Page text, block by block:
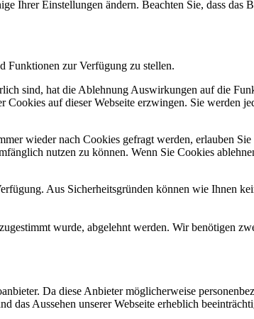
Ihrer Einstellungen ändern. Beachten Sie, dass
Funktionen zur Verfügung zu stellen.
sind, hat die Ablehnung Auswirkungen auf die
auf dieser Webseite erzwingen. Sie werden
wieder nach Cookies gefragt werden, erlauben
nutzen zu können. Wenn Sie Cookies
Aus Sicherheitsgründen können wie Ihnen
wurde, abgelehnt werden. Wir benötigen
Da diese Anbieter möglicherweise
Aussehen unserer Webseite erheblich